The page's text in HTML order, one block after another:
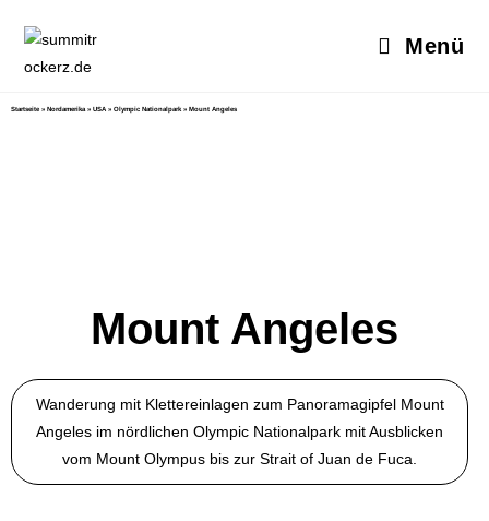
Menü
Startseite » Nordamerika » USA » Olympic Nationalpark » Mount Angeles
Mount Angeles
Wanderung mit Klettereinlagen zum Panoramagipfel Mount
Angeles im nördlichen Olympic Nationalpark mit Ausblicken
vom Mount Olympus bis zur Strait of Juan de Fuca.